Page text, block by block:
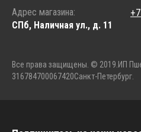
Адрес магазина:
СПб, Наличная ул., д. 11
Все права защищены. © 2019. ИП
316784700067420Санкт-Петербург.